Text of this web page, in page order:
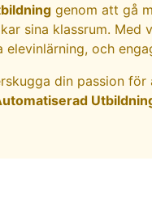
genom att gå
sina klassrum.
och
din passion